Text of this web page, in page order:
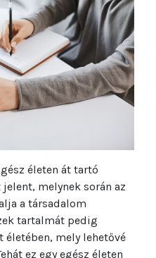
életen át tartó
melynek során az
a társadalom
tartalmát pedig
mely lehetővé
ez egy egész életen